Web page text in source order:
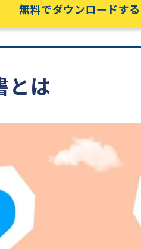
無料でダウンロードする
とは